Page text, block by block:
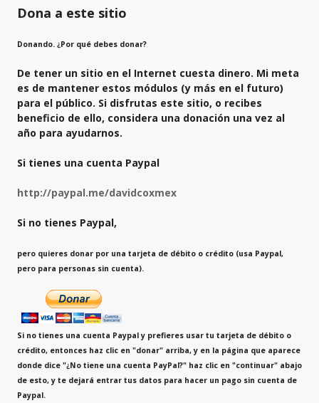
Dona a este sitio
Donando. ¿Por qué debes donar?
De tener un sitio en el Internet cuesta dinero. Mi meta
es de mantener estos módulos (y más en el futuro)
para el público. Si disfrutas este sitio, o recibes
beneficio de ello, considera una donación una vez al
año para ayudarnos.
Si tienes una cuenta Paypal
http://paypal.me/davidcoxmex
Si no tienes Paypal,
pero quieres donar por una tarjeta de débito o crédito (usa Paypal,
pero para personas sin cuenta).
Si no tienes una cuenta Paypal y prefieres usar tu tarjeta de débito o
crédito, entonces haz clic en "donar" arriba, y en la página que aparece
donde dice "¿No tiene una cuenta PayPal?" haz clic en "continuar" abajo
de esto, y te dejará entrar tus datos para hacer un pago sin cuenta de
Paypal.